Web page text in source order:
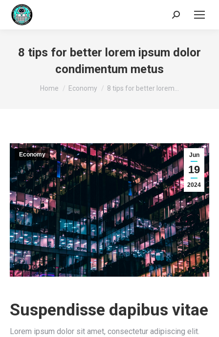
Search:
8 tips for better lorem ipsum dolor
condimentum metus
You are here:
Home Economy 8 tips for better lorem…
Jun
19
2024
Economy
Suspendisse dapibus vitae
Lorem ipsum dolor sit amet, consectetur adipiscing elit.